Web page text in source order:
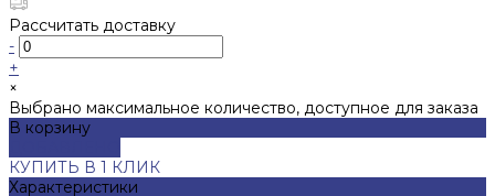
Рассчитать доставку
-
+
×
Выбрано максимальное количество, доступное для заказа
В корзину
КУПИТЬ В 1 КЛИК
Характеристики